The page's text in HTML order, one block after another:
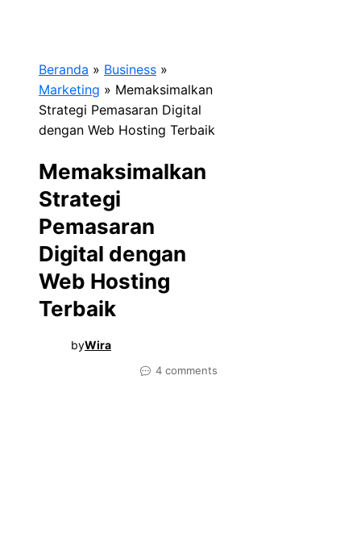
Beranda » Business »
Marketing » Memaksimalkan
Strategi Pemasaran Digital
dengan Web Hosting Terbaik
Memaksimalkan
Strategi
Pemasaran
Digital dengan
Web Hosting
Terbaik
byWira
4 comments